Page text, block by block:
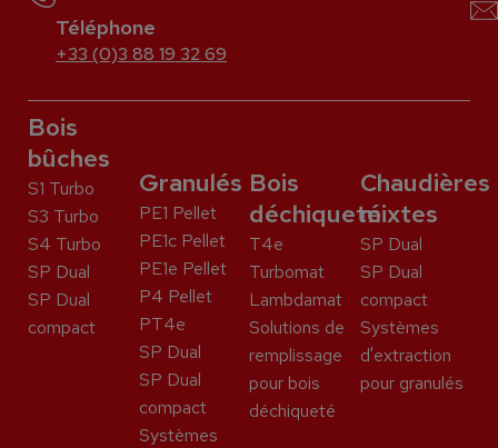
Téléphone
+33 (0)3 88 19 32 69
Bois
bûches
S1 Turbo
S3 Turbo
S4 Turbo
SP Dual
SP Dual
compact
Granulés
PE1 Pellet
PE1c Pellet
PE1e Pellet
P4 Pellet
PT4e
SP Dual
SP Dual
compact
Systèmes
Bois
déchiqueté
T4e
Turbomat
Lambdamat
Solutions de
remplissage
pour bois
déchiqueté
Chaudières
mixtes
SP Dual
SP Dual
compact
Systèmes
d'extraction
pour granulés